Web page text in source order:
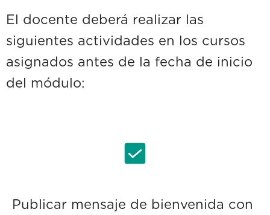
El docente deberá realizar las
siguientes actividades en los cursos
asignados antes de la fecha de inicio
del módulo:
Publicar mensaje de bienvenida con